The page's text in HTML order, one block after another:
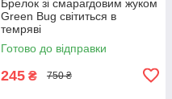
Брелок зі смарагдовим жуком
Green Bug світиться в
темряві
Готово до відправки
245 ₴ 750 ₴